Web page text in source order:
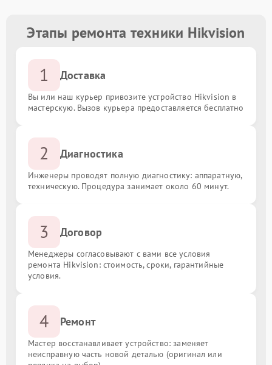
Этапы ремонта техники Hikvision
1 Доставка
Вы или наш курьер привозите устройство Hikvision в
мастерскую. Вызов курьера предоставляется бесплатно
2 Диагностика
Инженеры проводят полную диагностику: аппаратную,
техническую. Процедура занимает около 60 минут.
3 Договор
Менеджеры согласовывают с вами все условия
ремонта Hikvision: стоимость, сроки, гарантийные
условия.
4 Ремонт
Мастер восстанавливает устройство: заменяет
неисправную часть новой деталью (оригинал или